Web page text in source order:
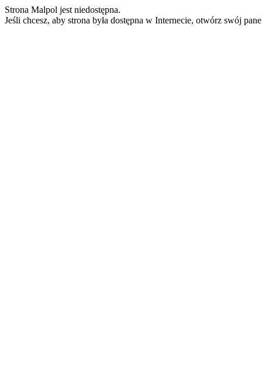
Strona Malpol jest niedostępna.
Jeśli chcesz, aby strona była dostępna w Internecie, otwórz swój